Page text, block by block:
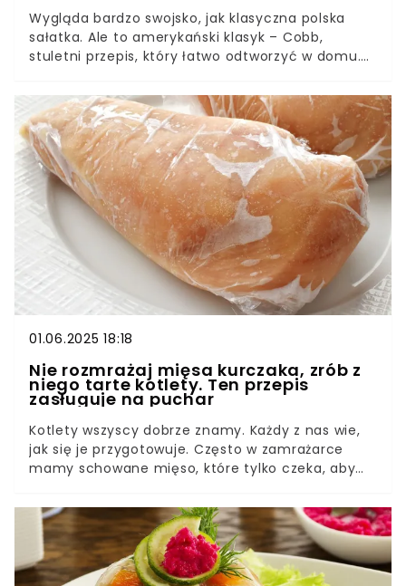
Wygląda bardzo swojsko, jak klasyczna polska
sałatka. Ale to amerykański klasyk – Cobb,
stuletni przepis, który łatwo odtworzyć w domu.
01.06.2025 18:18
Nie rozmrażaj mięsa kurczaka, zrób z
niego tarte kotlety. Ten przepis
zasługuje na puchar
Kotlety wszyscy dobrze znamy. Każdy z nas wie,
jak się je przygotowuje. Często w zamrażarce
mamy schowane mięso, które tylko czeka, aby
macie czasu, żeby poczekać na to, aż się
rozmrozi, to jest inne wyjście. Poznajcie przepis
na tarte kotlety.